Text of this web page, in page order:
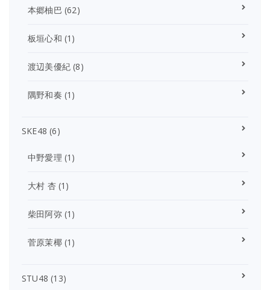
本郷柚巴 (62)
板垣心和 (1)
渡辺美優紀 (8)
隅野和奏 (1)
SKE48 (6)
中野愛理 (1)
大村 杏(1)
柴田阿弥(1)
菅原茉椰(1)
STU48 (13)